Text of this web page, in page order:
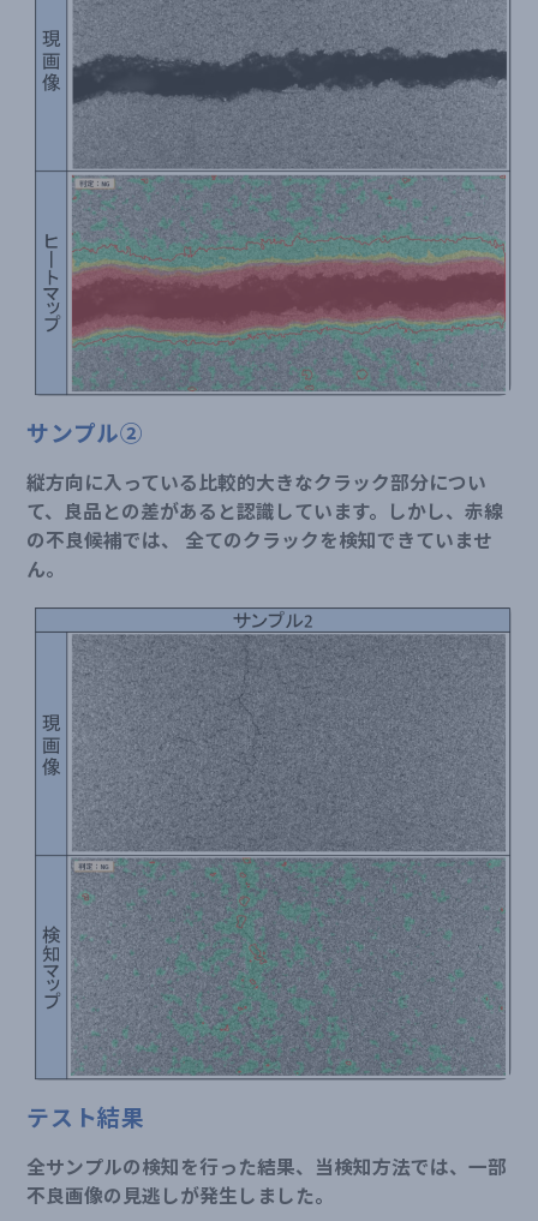
サンプル②
縦方向に入っている比較的大きなクラック部分につい
て、良品との差があると認識しています。しかし、赤線
の不良候補では、 全てのクラックを検知できていませ
ん。
テスト結果
全サンプルの検知を行った結果、当検知方法では、一部
不良画像の見逃しが発生しました。